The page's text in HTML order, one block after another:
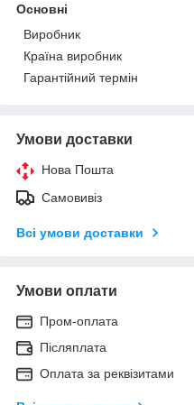
Основні
Виробник
Країна виробник
Гарантійний термін
Умови доставки
Нова Пошта
Самовивіз
Всі умови доставки
Умови оплати
Пром-оплата
Післяплата
Оплата за реквізитами